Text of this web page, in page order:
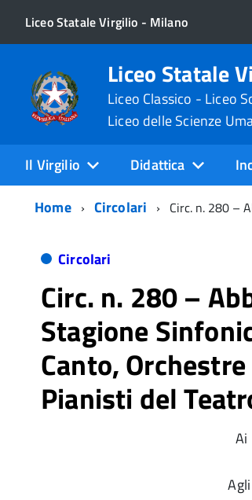
Liceo Statale Virgilio - Milano
Liceo Statale
Liceo Classico - Liceo
Liceo delle Scienze
Il Virgilio Didattica
Home
Circolari Circ. n. 280 –
Circolari
Circ. n. 280 –
Stagione
Canto,
Pianisti del
Ai